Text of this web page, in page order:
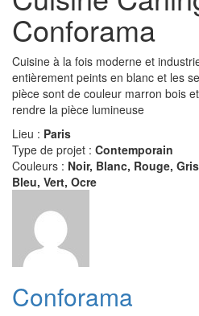
Conforama
Cuisine à la fois moderne et
entièrement peints en blanc et les
pièce sont de couleur marron bois
rendre la pièce lumineuse
Lieu : Paris
Type de projet : Contemporain
Couleurs : Noir, Blanc, Rouge,
Bleu, Vert, Ocre
Conforama